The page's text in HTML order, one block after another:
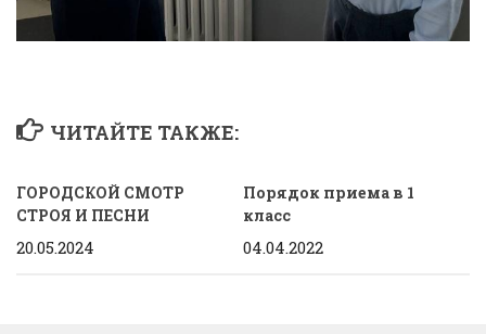
ЧИТАЙТЕ ТАКЖЕ:
ГОРОДСКОЙ СМОТР
СТРОЯ И ПЕСНИ
20.05.2024
Порядок приема в 1
класс
04.04.2022